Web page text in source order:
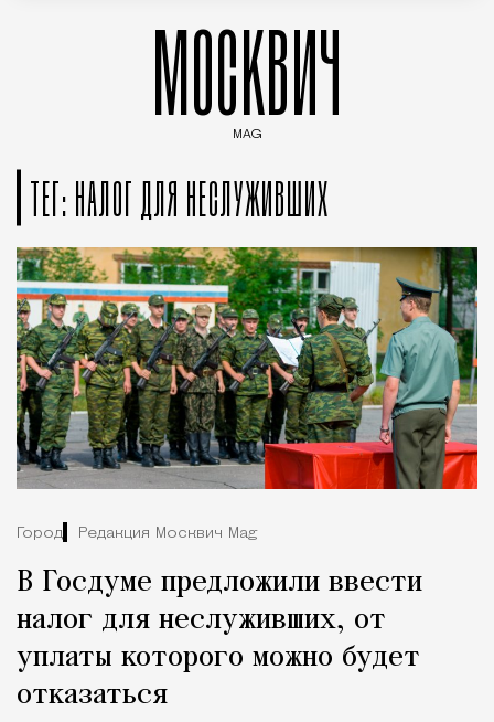
МОСКВИЧ
MAG
ТЕГ: НАЛОГ ДЛЯ НЕСЛУЖИВШИХ
Город Редакция Москвич Mag
В Госдуме предложили ввести
налог для неслуживших, от
уплаты которого можно будет
отказаться